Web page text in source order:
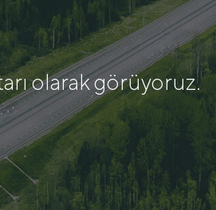
olarak görüyoruz.